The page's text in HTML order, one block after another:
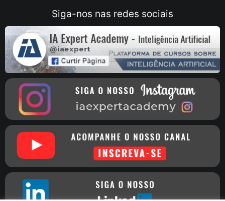
Siga-nos nas redes sociais